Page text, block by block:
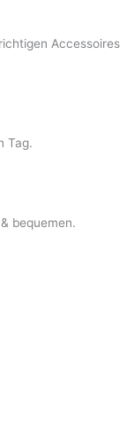
Accessoires
Tag.
bequemen.